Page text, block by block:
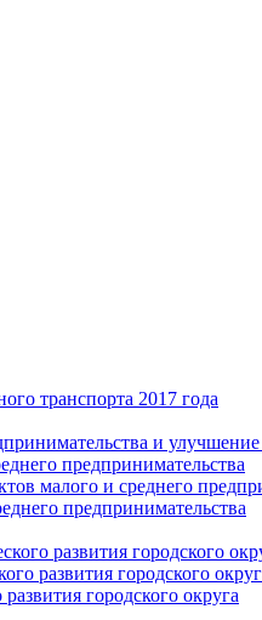
транспорта 2017 года
и
предпринимательства
малого и среднего
предпринимательства
развития городского
развития городского
городского округа